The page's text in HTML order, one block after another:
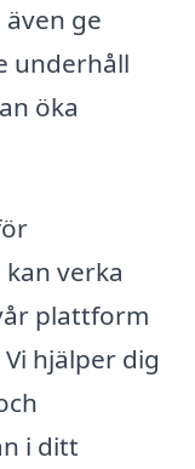
ge
underhåll
öka
verka
plattform
hjälper dig
i ditt